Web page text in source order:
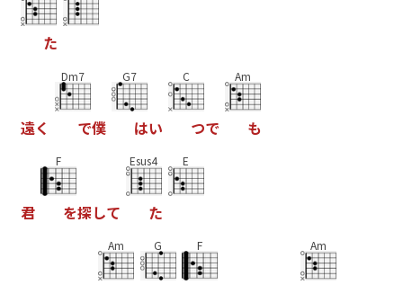
た
遠く
Dm7
で僕
G7
はい
C
つで
Am
も
君
F
を探して
Esus4
た
E
Am G F Am